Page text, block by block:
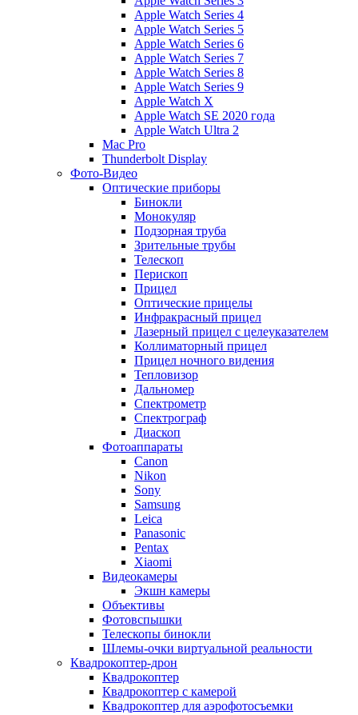
Apple Watch Series 4
Apple Watch Series 5
Apple Watch Series 6
Apple Watch Series 7
Apple Watch Series 8
Apple Watch Series 9
Apple Watch X
Apple Watch SE 2020 года
Apple Watch Ultra 2
Mac Pro
Thunderbolt Display
Фото-Видео
Оптические приборы
Бинокли
Монокуляр
Подзорная труба
Зрительные трубы
Телескоп
Перископ
Прицел
Оптические прицелы
Инфракрасный прицел
Лазерный прицел с целеуказателем
Коллиматорный прицел
Прицел ночного видения
Тепловизор
Дальномер
Спектрометр
Спектрограф
Диаскоп
Фотоаппараты
Canon
Nikon
Sony
Samsung
Leica
Panasonic
Pentax
Xiaomi
Видеокамеры
Экшн камеры
Объективы
Фотовспышки
Телескопы бинокли
Шлемы-очки виртуальной реальности
Квадрокоптер-дрон
Квадрокоптер
Квадрокоптер с камерой
Квадрокоптер для аэрофотосъемки